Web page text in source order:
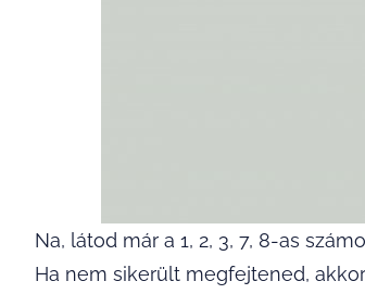
Na, látod már a 1, 2, 3, 7, 8-as
Ha nem sikerült megfejtened,